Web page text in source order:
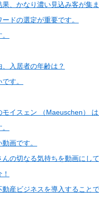
、かなり濃い見込み客が集
ドの選定が重要です。
入居者の年齢は？
す。
イスェン （Maeuschen）
画です。
の切なる気持ちを動画にし
産ビジネスを導入すること